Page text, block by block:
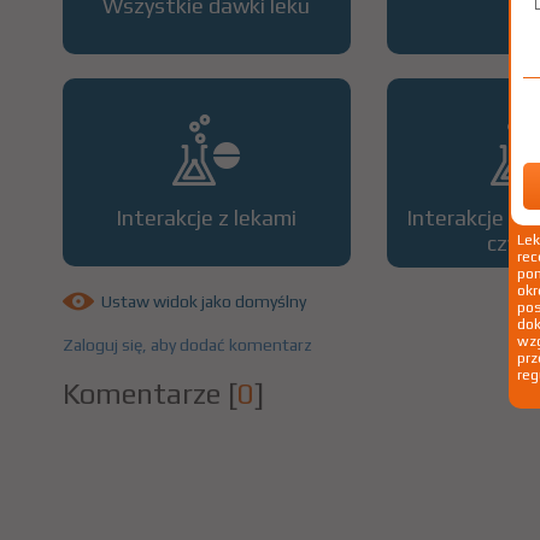
Wszystkie dawki leku
Interakcje z lekami
Interakcje z
Ustaw widok jako domyślny
Zaloguj się, aby dodać komentarz
Komentarze [0]